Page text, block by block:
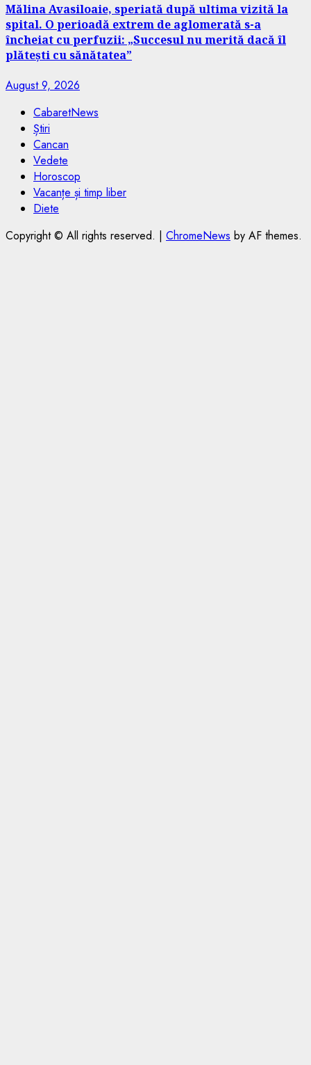
Mălina Avasiloaie, speriată după ultima vizită la
spital. O perioadă extrem de aglomerată s-a
încheiat cu perfuzii: „Succesul nu merită dacă îl
plătești cu sănătatea”
August 9, 2026
CabaretNews
Știri
Cancan
Vedete
Horoscop
Vacanțe și timp liber
Diete
Copyright © All rights reserved. | ChromeNews by AF themes.